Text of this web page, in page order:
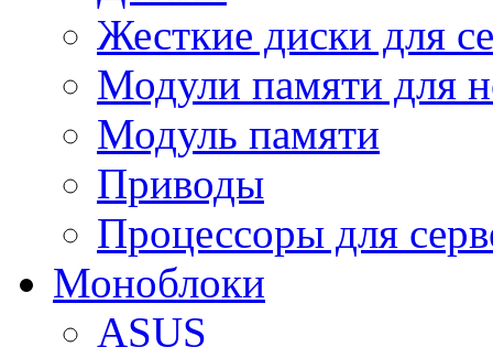
Жесткие диски для
Модули памяти для
Модуль памяти
Приводы
Процессоры для
Моноблоки
ASUS